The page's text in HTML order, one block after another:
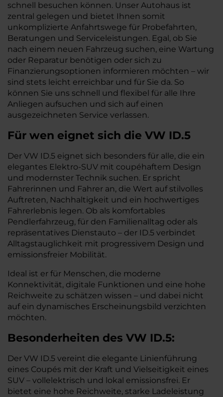
schnell besuchen können. Unser Autohaus ist
zentral gelegen und bietet Ihnen somit
unkomplizierte Anfahrtswege für Probefahrten,
Beratungen und Serviceleistungen. Egal, ob Sie
nach einem neuen Fahrzeug suchen, eine Wartung
oder Reparatur benötigen oder sich zu
Finanzierungsoptionen informieren möchten – wir
sind stets leicht erreichbar und für Sie da. So
können Sie uns schnell und flexibel für alle Ihre
Anliegen aufsuchen und sich auf einen
ausgezeichneten Service verlassen.
Für wen eignet sich die VW ID.5
Der VW ID.5 eignet sich besonders für alle, die ein
elegantes Elektro-SUV mit coupéhaftem Design
und modernster Technik suchen. Er spricht
Fahrerinnen und Fahrer an, die Wert auf stilvolles
Auftreten, Nachhaltigkeit und ein hochwertiges
Fahrerlebnis legen. Ob als komfortables
Pendlerfahrzeug, für den Familienalltag oder als
repräsentatives Dienstauto – der ID.5 verbindet
Alltagstauglichkeit mit progressivem Design und
emissionsfreier Mobilität.
Ideal ist er für Menschen, die moderne
Konnektivität, digitale Funktionen und eine hohe
Reichweite zu schätzen wissen – und dabei nicht
auf ein dynamisches Erscheinungsbild verzichten
möchten.
Besonderheiten des VW ID.5:
Der VW ID.5 vereint die elegante Linienführung
eines Coupés mit der Kraft und Vielseitigkeit eines
SUV – vollelektrisch und lokal emissionsfrei. Er
bietet eine hohe Reichweite, starke Ladeleistung